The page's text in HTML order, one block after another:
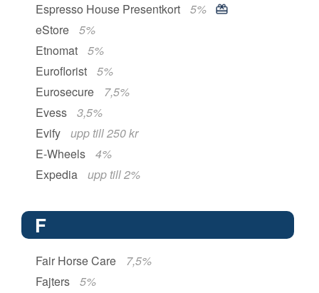
Espresso House Presentkort
5%
eStore
5%
Etnomat
5%
Euroflorist
5%
Eurosecure
7,5%
Evess
3,5%
Evify
upp till 250 kr
E-Wheels
4%
Expedia
upp till 2%
F
Fair Horse Care
7,5%
Fajters
5%